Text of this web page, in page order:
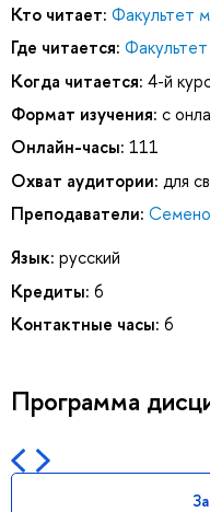
Кто читает: Факультет
Где читается:
Когда читается: 4-й
Формат изучения: с
Онлайн-часы: 111
Охват аудитории: для
Преподаватели:
Язык: русский
Кредиты: 6
Контактные часы: 6
Программа